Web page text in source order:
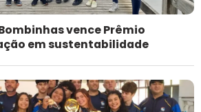
vence Prêmio
em sustentabilidade